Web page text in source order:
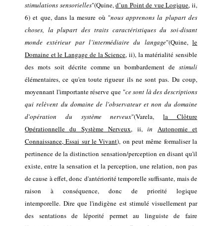
stimulations sensorielles"(Quine,d’un Point de vue Logique, ii,
6) et que, dans la mesure où "nous apprenons la plupart des
choses, la plupart des traits caractéristiques du soi-disant
monde extérieur par l’intermédiaire du langage"(Quine,le
Domaine et le Langage de la Science, ii), la matérialité sensible
des mots soit décrite comme un bombardement de stimuli
élémentaires, ce qu'en toute rigueur ils ne sont pas. Du coup,
moyennant l'importanteréserve que "ce sont làdes descriptions
qui relèvent du domaine de l'observateur et non du domaine
d'opération du système nerveux"(Varela,la Clôture
Opérationnelledu Système Nerveux, ii, in Autonomie et
Connaissance, Essai sur le Vivant), on peutmême formaliser la
pertinence de la distinction sensation/perception en disant qu'il
existe, entre la sensation et la perception, une relation, non pas
de cause à effet, donc d'antériorité temporellesuffisante, maisde
raison à conséquence, donc de priorité logique
intemporelle.Dire que l'indigène eststimulé visuellement par
des sentations de léporité permetau linguiste de faire